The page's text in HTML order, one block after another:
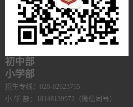
初中部
小学部
招生专线：028-82623755
小 学 部：18148139972（微信同号）